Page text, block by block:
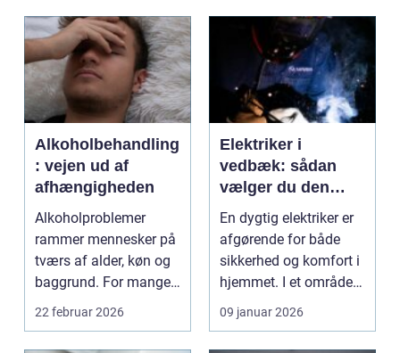
Alkoholbehandling
: vejen ud af
afhængigheden
Alkoholproblemer
rammer mennesker på
tværs af alder, køn og
baggrund. For mange
s...
22 februar 2026
Elektriker i
vedbæk: sådan
vælger du den
rette fagmand til
opgaven
En dygtig elektriker er
afgørende for både
sikkerhed og komfort i
hjemmet. I et område
som Vedbæk, h...
09 januar 2026